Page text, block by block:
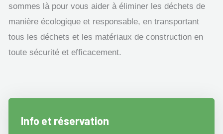
sommes là pour vous aider à éliminer les déchets de
manière écologique et responsable, en transportant
tous les déchets et les matériaux de construction en
toute sécurité et efficacement.
Info et réservation